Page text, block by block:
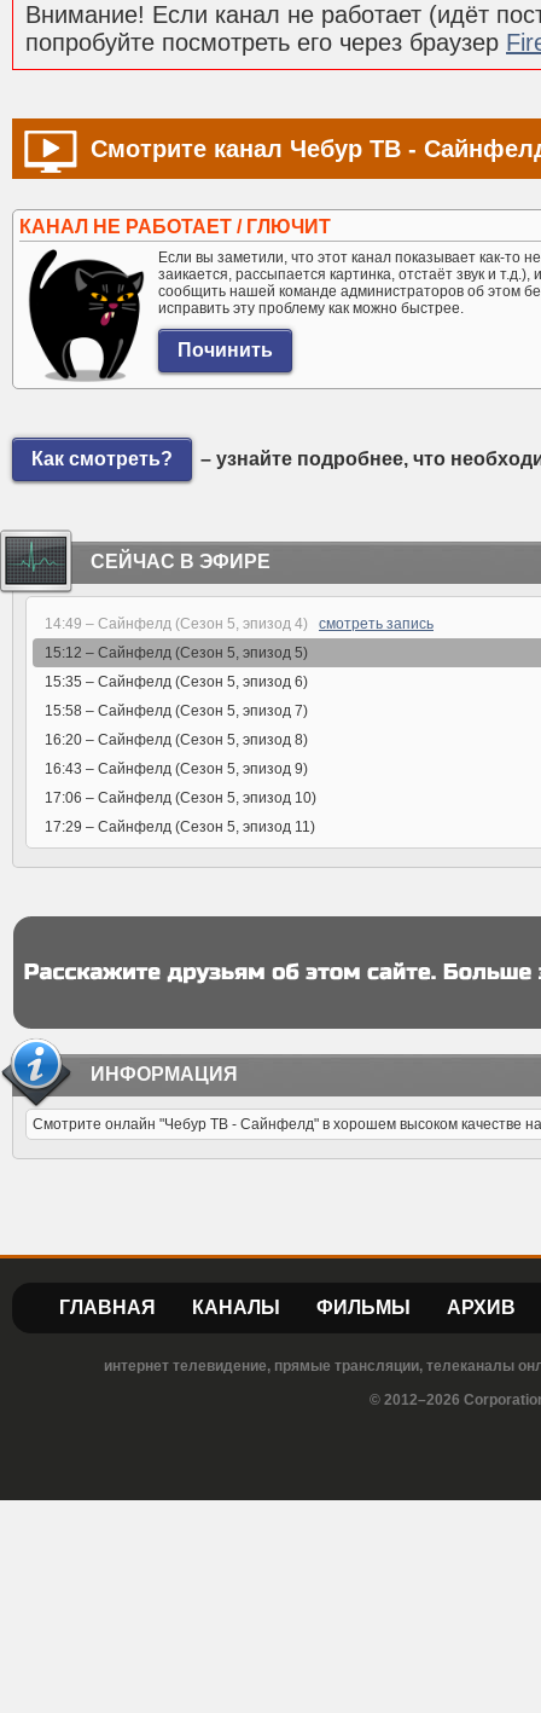
Внимание! Если канал не работает (идёт
попробуйте посмотреть его через браузер
Смотрите канал Чебур ТВ -
КАНАЛ НЕ РАБОТАЕТ / ГЛЮЧИТ
Если вы заметили, что этот канал показывает как-то
заикается, рассыпается картинка, отстаёт звук и
сообщить нашей команде администраторов об этом
исправить эту проблему как можно быстрее.
Как смотреть? – узнайте подробнее, что
СЕЙЧАС В ЭФИРЕ
14:49 – Сайнфелд (Сезон 5, эпизод 4) смотреть запись
15:12 – Сайнфелд (Сезон 5, эпизод 5)
15:35 – Сайнфелд (Сезон 5, эпизод 6)
15:58 – Сайнфелд (Сезон 5, эпизод 7)
16:20 – Сайнфелд (Сезон 5, эпизод 8)
16:43 – Сайнфелд (Сезон 5, эпизод 9)
17:06 – Сайнфелд (Сезон 5, эпизод 10)
17:29 – Сайнфелд (Сезон 5, эпизод 11)
ИНФОРМАЦИЯ
Смотрите онлайн "Чебур ТВ - Сайнфелд" в хорошем высоком качестве
ГЛАВНАЯ КАНАЛЫ ФИЛЬМЫ АРХИВ
интернет телевидение, прямые трансляции, телеканалы
© 2012–2026